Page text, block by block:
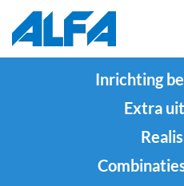
Inrichting
Extra